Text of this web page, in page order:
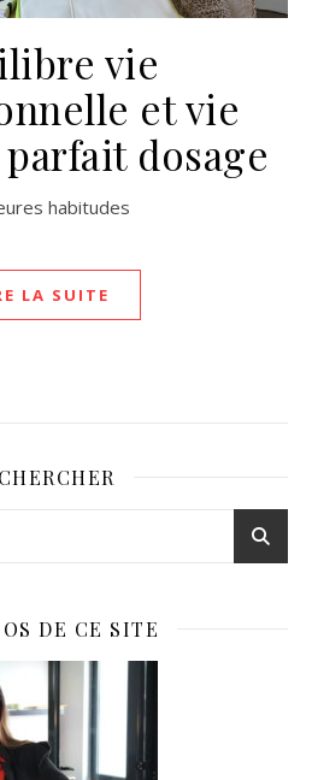
vie
et vie
dosage
habitudes
LA SUITE
DE CE SITE